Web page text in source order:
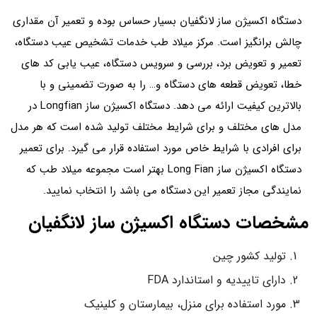
دستگاه اکسیژن ساز لانگفیان بسیار حساس بوده و تعمیر آن مقداری
چالش برانگیز است. مرکز میلاد طب خدمات تشخیص عیب دستگاه،
تعمیر و تعویض برد، بررسی و سرویس دستگاه، عیب یابی کد های
خطا، تعویض قطعه های دستگاه و… را به صورت تضمینی و با
بالاترین کیفیت ارائه می دهد. دستگاه اکسیژن ساز Longfian در
مدل های مختلف و برای شرایط مختلف تولید شده است که هر مدل
برای افرادی با شرایط خاص مورد استفاده قرار می گیرد. برای تعمیر
دستگاه اکسیژن ساز Long Fian بهتر است مجموعه میلاد طب که
نمایندگی مجاز تعمیر این دستگاه می باشد را انتخاب نمایید.
مشخصات دستگاه اکسیژن ساز لانگفیان
تولید کشور چین
دارای تاییدیه و استاندارد FDA
مورد استفاده برای منزل، بیمارستان و کلینیک